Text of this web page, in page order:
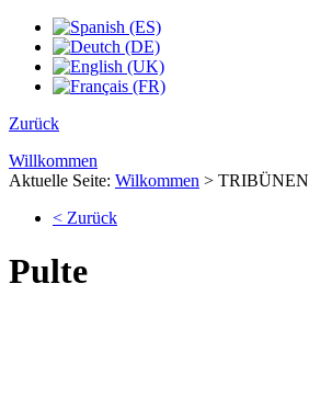
Zurück
Willkommen
Aktuelle Seite: Wilkommen > TRIBÜNEN
< Zurück
Pulte